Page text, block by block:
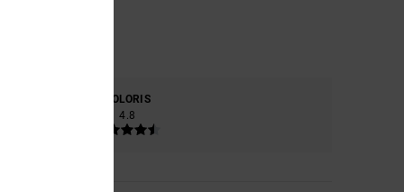
COLORIS
4.8